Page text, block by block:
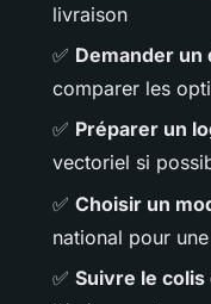
livraison
✅ Demander
comparer les
✅ Préparer un
vectoriel si
✅ Choisir un
national pour
✅ Suivre le